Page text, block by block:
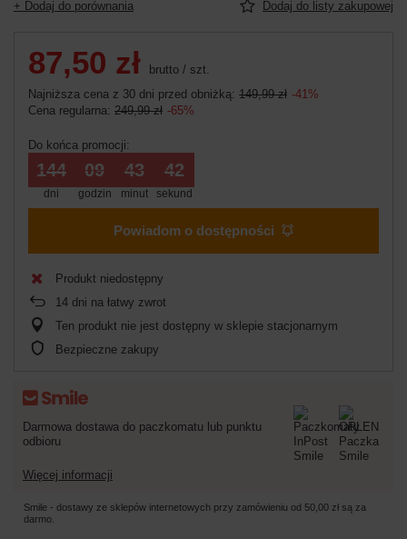
+ Dodaj do porównania Dodaj do listy zakupowej
87,50 zł brutto / szt.
Najniższa cena z 30 dni przed obniżką: 149,99 zł -41%
Cena regularna: 249,99 zł -65%
Do końca promocji:
144
dni
09
godzin
43
minut
41
sekund
Powiadom o dostępności
Produkt niedostępny
14 dni na łatwy zwrot
Ten produkt nie jest dostępny w sklepie stacjonarnym
Bezpieczne zakupy
Darmowa dostawa do paczkomatu lub punktu
odbioru
Więcej informacji
Smile - dostawy ze sklepów internetowych przy zamówieniu od 50,00 zł są za
darmo.